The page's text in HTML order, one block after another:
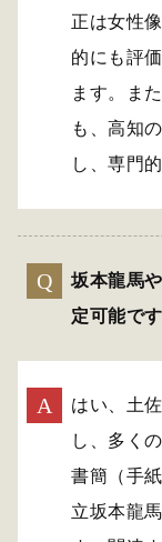
正は女性
的にも評
ます。ま
も、高知
し、専門
坂本龍馬
定可能で
はい、土
し、多く
書簡（手
立坂本龍